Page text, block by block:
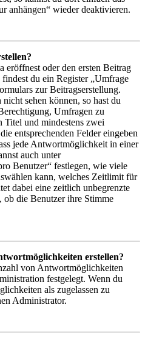
anhängen“ wieder deaktivieren.
eröffnest oder den ersten Beitrag
findest du ein Register „Umfrage
zur Beitragserstellung.
sehen können, so hast du
Umfragen zu
Titel und mindestens zwei
entsprechenden Felder eingeben
jede Antwortmöglichkeit in einer
auch unter
Benutzer“ festlegen, wie viele
kann, welches Zeitlimit für
dabei eine zeitlich unbegrenzte
die Benutzer ihre Stimme
erstellen?
von Antwortmöglichkeiten
festgelegt. Wenn du
als zugelassen zu
Administrator.